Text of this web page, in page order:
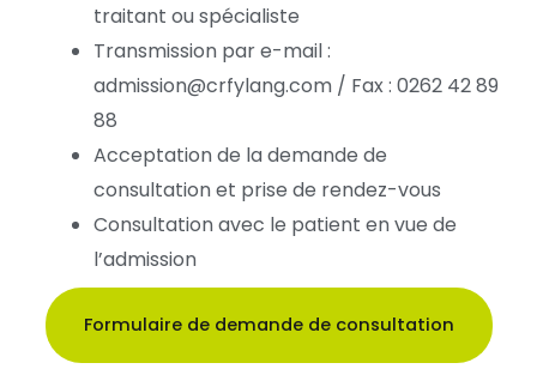
traitant ou spécialiste
Transmission par e-mail :
admission@crfylang.com / Fax : 0262 42 89
88
Acceptation de la demande de
consultation et prise de rendez-vous
Consultation avec le patient en vue de
l’admission
Formulaire de demande de consultation